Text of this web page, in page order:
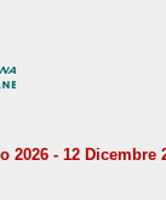
2026 - 12 Dicembre